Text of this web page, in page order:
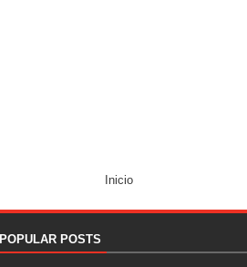
Inicio
POPULAR POSTS